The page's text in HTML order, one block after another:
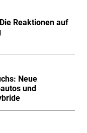
Reaktionen auf
Neue
und